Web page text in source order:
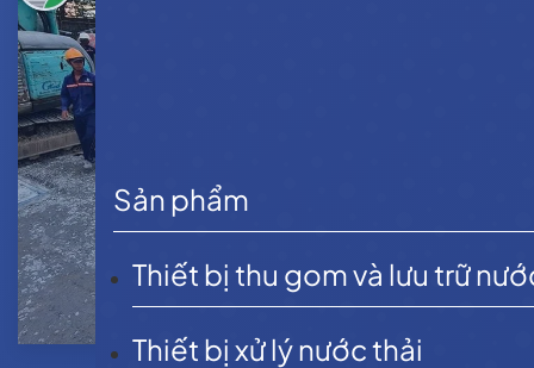
Sản phẩm
Thiết bị thu gom và lưu trữ
Thiết bị xử lý nước thải